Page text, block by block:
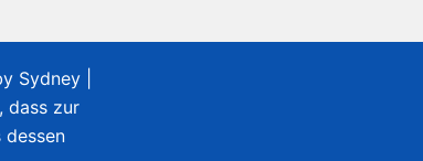
Sydney
dass zur